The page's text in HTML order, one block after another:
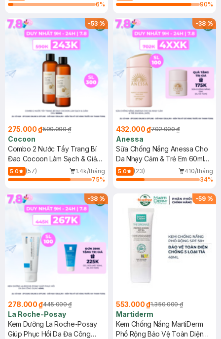
6%
90%
-53%
275.000 ₫590.000 ₫
Cocoon
Combo 2 Nước Tẩy Trang Bí
Đao Cocoon Làm Sạch & Giảm
Dầu 500ml
5.0 (57)
1.4k/tháng
75%
-38%
432.000 ₫702.000 ₫
Anessa
Sữa Chống Nắng Anessa Cho
Da Nhạy Cảm & Trẻ Em 60ml
(Mới)
5.0 (23)
410/tháng
34%
-38%
278.000 ₫445.000 ₫
La Roche-Posay
Kem Dưỡng La Roche-Posay
Giúp Phục Hồi Da Đa Công
-59 %
553.000 ₫1.350.000 ₫
Martiderm
Kem Chống Nắng MartiDerm
Phổ Rộng Bảo Vệ Toàn Diện